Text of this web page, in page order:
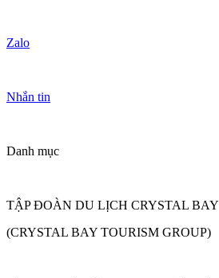
Zalo
Nhắn tin
Danh mục
TẬP ĐOÀN DU LỊCH CRYSTAL BAY
(CRYSTAL BAY TOURISM GROUP)